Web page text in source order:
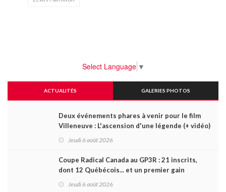
Select Language ▼
ACTUALITÉS GALERIES PHOTOS
Deux événements phares à venir pour le film
Villeneuve : L'ascension d'une légende (+ vidéo)
Jeudi 6 août 2026
Coupe Radical Canada au GP3R : 21 inscrits,
dont 12 Québécois... et un premier gain
Jeudi 6 août 2026